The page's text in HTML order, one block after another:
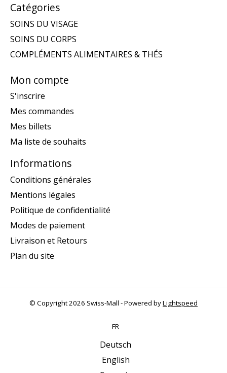
Catégories
SOINS DU VISAGE
SOINS DU CORPS
COMPLÉMENTS ALIMENTAIRES & THÉS
Mon compte
S'inscrire
Mes commandes
Mes billets
Ma liste de souhaits
Informations
Conditions générales
Mentions légales
Politique de confidentialité
Modes de paiement
Livraison et Retours
Plan du site
© Copyright 2026 Swiss-Mall - Powered byLightspeed
FR
Deutsch
English